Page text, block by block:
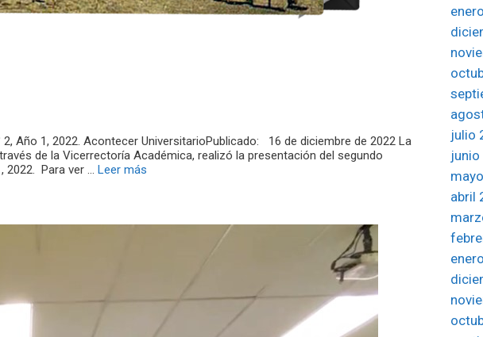
Año 1, 2022. Acontecer UniversitarioPublicado: 16 de diciembre de 2022 La
de la Vicerrectoría Académica, realizó la presentación del segundo
2022. Para ver … Leer más
julio
abril